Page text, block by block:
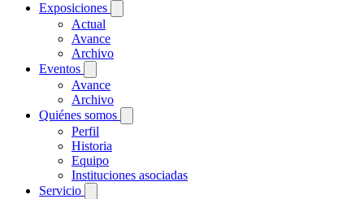
Exposiciones
Actual
Avance
Archivo
Eventos
Avance
Archivo
Quiénes somos
Perfil
Historia
Equipo
Instituciones asociadas
Servicio